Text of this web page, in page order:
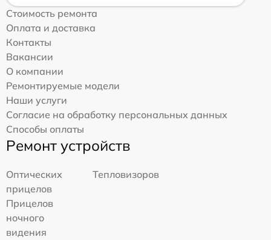
Стоимость ремонта
Оплата и доставка
Контакты
Вакансии
О компании
Ремонтируемые модели
Наши услуги
Согласие на обработку персональных данных
Способы оплаты
Ремонт устройств
Оптических
прицелов
Тепловизоров
Прицелов
ночного
видения